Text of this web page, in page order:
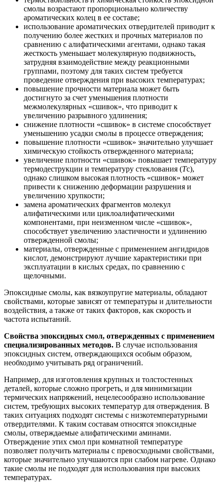
смолы возрастают пропорционально количеству
ароматических колец в ее составе;
использование ароматических отвердителей приводит к
получению более жестких и прочных материалов по
сравнению с алифатическими агентами, однако такая
жесткость уменьшает молекулярную подвижность,
затрудняя взаимодействие между реакционными
группами, поэтому для таких систем требуется
проведение отверждения при высоких температурах;
повышение прочности материала может быть
достигнуто за счет уменьшения плотности
межмолекулярных «сшивок», что приводит к
увеличению разрывного удлинения;
снижение плотности «сшивок» в системе способствует
уменьшению усадки смолы в процессе отверждения;
повышение плотности «сшивок» значительно улучшает
химическую стойкость отвержденного материала;
увеличение плотности «сшивок» повышает температуру
термодеструкции и температуру стеклования (Tc),
однако слишком высокая плотность «сшивок» может
привести к снижению деформации разрушения и
увеличению хрупкости;
замена ароматических фрагментов молекул
алифатическими или циклоалифатическими
компонентами, при неизменном числе «сшивок»,
способствует увеличению эластичности и удлинению
отвержденной смолы;
материалы, отвержденные с применением ангидридов
кислот, демонстрируют лучшие характеристики при
эксплуатации в кислых средах, по сравнению с
щелочными.
Эпоксидные смолы, как вязкоупругие материалы, обладают
свойствами, которые зависят от температуры и длительности
воздействия, а также от таких факторов, как скорость и
частота испытаний.
Свойства эпоксидных смол, отвержденных с применением
специализированных методов. В случае использования
эпоксидных систем, отверждающихся особым образом,
необходимо учитывать ряд ограничений.
Например, для изготовления крупных и толстостенных
деталей, которые сложно прогреть, и для минимизации
термических напряжений, нецелесообразно использование
систем, требующих высоких температур для отверждения. В
таких ситуациях подходят системы с низкотемпературными
отвердителями. К таким составам относятся эпоксидные
смолы, отверждаемые алифатическими аминами.
Отверждение этих смол при комнатной температуре
позволяет получить материалы с превосходными свойствами,
которые значительно улучшаются при слабом нагреве. Однако
такие смолы не подходят для использования при высоких
температурах.